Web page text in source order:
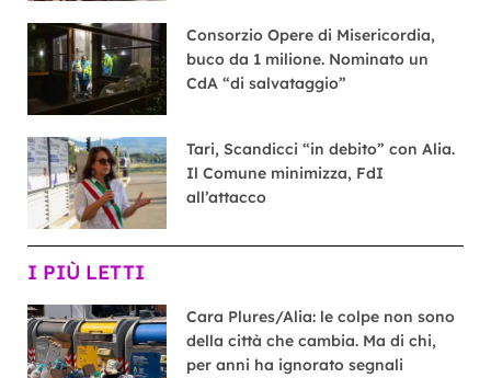
Consorzio Opere di Misericordia,
buco da 1 milione. Nominato un
CdA “di salvataggio”
Tari, Scandicci “in debito” con Alia.
Il Comune minimizza, FdI
all’attacco
I PIÙ LETTI
Cara Plures/Alia: le colpe non sono
della città che cambia. Ma di chi,
per anni ha ignorato segnali